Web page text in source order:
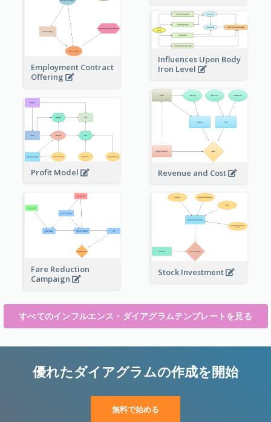
Employment Contract
Offering
Influences Upon Body
Iron Level
Revenue and Cost
Profit Model
Fare Reduction
Campaign
Stock Investment
すべてのインフルエンス・ダイアグラムテンプレートを見る
優れたダイアグラムの作成を開始
無料で始める